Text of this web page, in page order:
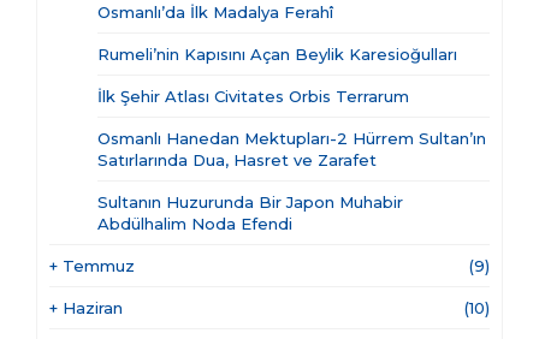
Osmanlı’da İlk Madalya Ferahî
Rumeli’nin Kapısını Açan Beylik Karesioğulları
İlk Şehir Atlası Civitates Orbis Terrarum
Osmanlı Hanedan Mektupları-2 Hürrem Sultan’ın
Satırlarında Dua, Hasret ve Zarafet
Sultanın Huzurunda Bir Japon Muhabir
Abdülhalim Noda Efendi
+ Temmuz (9)
+ Haziran (10)